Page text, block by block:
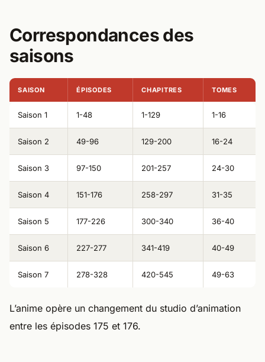
Correspondances des
saisons
SAISON ÉPISODES CHAPITRES TOMES
Saison 1 1-48 1-129 1-16
Saison 2 49-96 129-200 16-24
Saison 3 97-150 201-257 24-30
Saison 4 151-176 258-297 31-35
Saison 5 177-226 300-340 36-40
Saison 6 227-277 341-419 40-49
Saison 7 278-328 420-545 49-63
L’anime opère un changement du studio d’animation
entre les épisodes 175 et 176.